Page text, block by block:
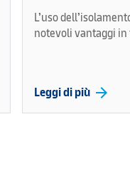
L’uso
notevoli vantaggi
Leggi di più arrow_forward